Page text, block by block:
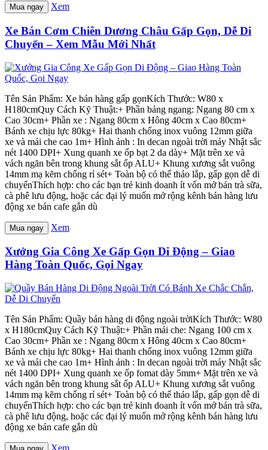
Mua ngay Xem
Xe Bán Cơm Chiên Dương Châu Gấp Gọn, Dễ Di
Chuyển – Xem Mẫu Mới Nhất
Tên Sản Phẩm: Xe bán hàng gấp gọnKích Thước: W80 x
H180cmQuy Cách Kỹ Thuật:+ Phần bảng ngang: Ngang 80 cm x
Cao 30cm+ Phần xe : Ngang 80cm x Hông 40cm x Cao 80cm+
Bánh xe chịu lực 80kg+ Hai thanh chống inox vuông 12mm giữa
xe và mái che cao 1m+ Hình ảnh : In decan ngoài trời máy Nhật sắc
nét 1400 DPI+ Xung quanh xe ốp bạt 2 da dày+ Mặt trên xe và
vách ngăn bên trong khung sắt ốp ALU+ Khung xương sắt vuông
14mm mạ kẽm chống rỉ sét+ Toàn bộ có thể tháo lắp, gấp gọn dễ di
chuyểnThích hợp: cho các bạn trẻ kinh doanh ít vốn mở bán trà sữa,
cà phê lưu động, hoặc các đại lý muốn mở rộng kênh bán hàng lưu
động xe bán cafe gắn dù
Mua ngay Xem
Xưởng Gia Công Xe Gấp Gọn Di Động – Giao
Hàng Toàn Quốc, Gọi Ngay
Tên Sản Phẩm: Quầy bán hàng di động ngoài trờiKích Thước: W80
x H180cmQuy Cách Kỹ Thuật:+ Phần mái che: Ngang 100 cm x
Cao 30cm+ Phần xe : Ngang 80cm x Hông 40cm x Cao 80cm+
Bánh xe chịu lực 80kg+ Hai thanh chống inox vuông 12mm giữa
xe và mái che cao 1m+ Hình ảnh : In decan ngoài trời máy Nhật sắc
nét 1400 DPI+ Xung quanh xe ốp fomat dày 5mm+ Mặt trên xe và
vách ngăn bên trong khung sắt ốp ALU+ Khung xương sắt vuông
14mm mạ kẽm chống rỉ sét+ Toàn bộ có thể tháo lắp, gấp gọn dễ di
chuyểnThích hợp: cho các bạn trẻ kinh doanh ít vốn mở bán trà sữa,
cà phê lưu động, hoặc các đại lý muốn mở rộng kênh bán hàng lưu
động xe bán cafe gắn dù
Xem